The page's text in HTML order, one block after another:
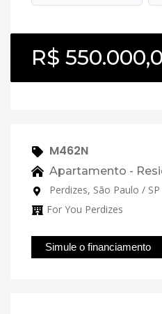
R$
M462N
Apartamento -
Perdizes, São Paulo / SP
For You Perdizes
Simule o financiamento